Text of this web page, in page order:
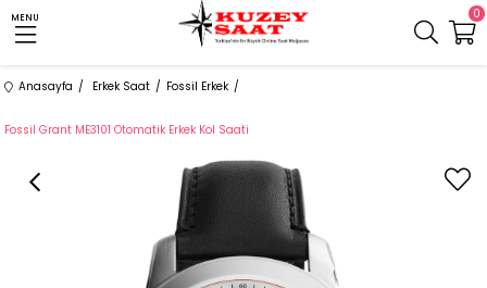
MENU 0
Anasayfa Erkek Saat Fossil Erkek
Fossil Grant ME3101 Otomatik Erkek Kol Saati